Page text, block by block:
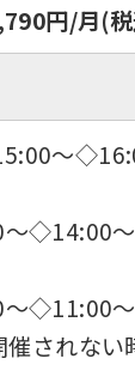
円/月(
〜
〜◇14:00
◇11:00〜
されない